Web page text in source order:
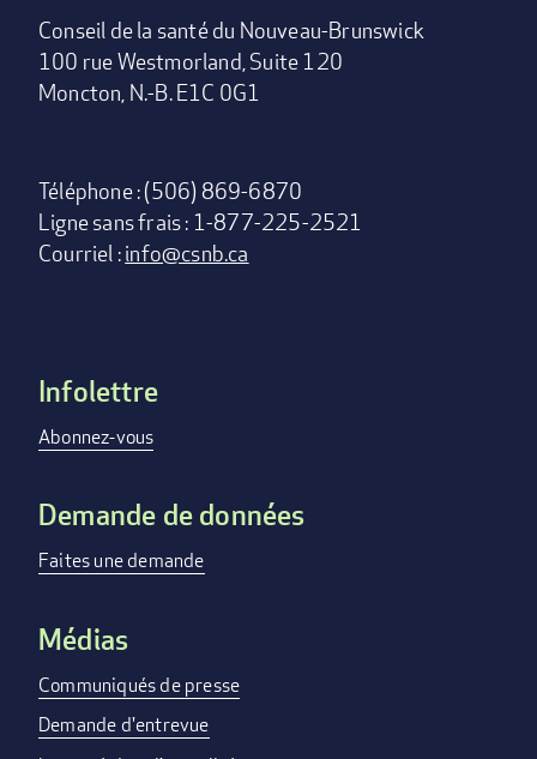
Conseil de la santé du Nouveau-Brunswick
100 rue Westmorland, Suite 120
Moncton, N.-B. E1C 0G1
Téléphone : (506) 869-6870
Ligne sans frais : 1-877-225-2521
Courriel :info@csnb.ca
Footer
menu
Infolettre
Abonnez-vous
Demande de données
Faites une demande
Médias
Communiqués de presse
Demande d'entrevue